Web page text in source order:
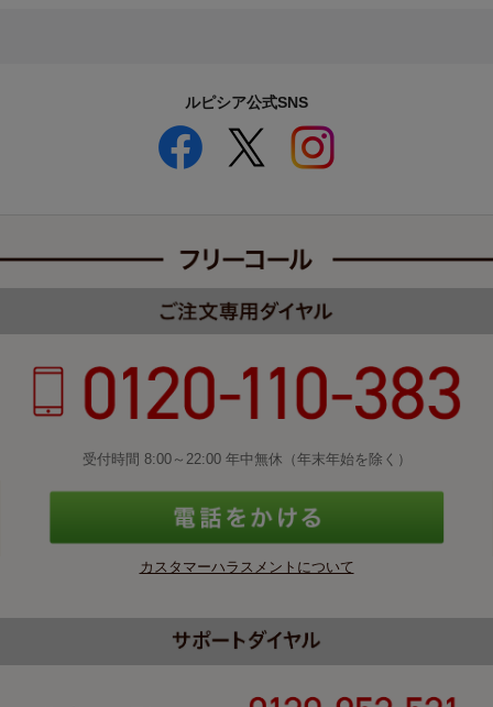
ルピシア公式SNS
受付時間 8:00～22:00 年中無休（年末年始を除く）
カスタマーハラスメントについて